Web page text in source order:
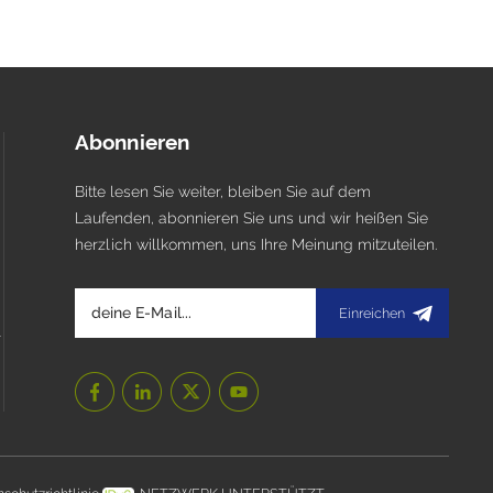
Abonnieren
Bitte lesen Sie weiter, bleiben Sie auf dem
Laufenden, abonnieren Sie uns und wir heißen Sie
herzlich willkommen, uns Ihre Meinung mitzuteilen.
Einreichen